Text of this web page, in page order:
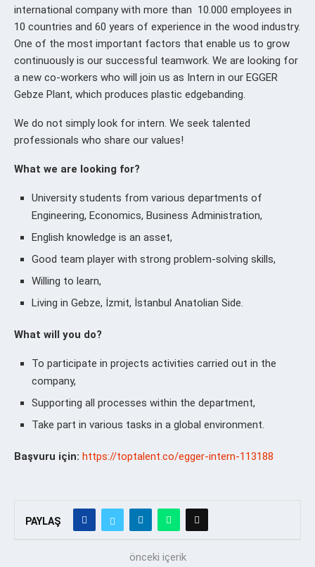
international company with more than 10.000 employees in
10 countries and 60 years of experience in the wood industry.
One of the most important factors that enable us to grow
continuously is our successful teamwork. We are looking for
a new co-workers who will join us as Intern in our EGGER
Gebze Plant, which produces plastic edgebanding.
We do not simply look for intern. We seek talented
professionals who share our values!
What we are looking for?
University students from various departments of
Engineering, Economics, Business Administration,
English knowledge is an asset,
Good team player with strong problem-solving skills,
Willing to learn,
Living in Gebze, İzmit, İstanbul Anatolian Side.
What will you do?
To participate in projects activities carried out in the
company,
Supporting all processes within the department,
Take part in various tasks in a global environment.
Başvuru için: https://toptalent.co/egger-intern-113188
PAYLAŞ
önceki içerik